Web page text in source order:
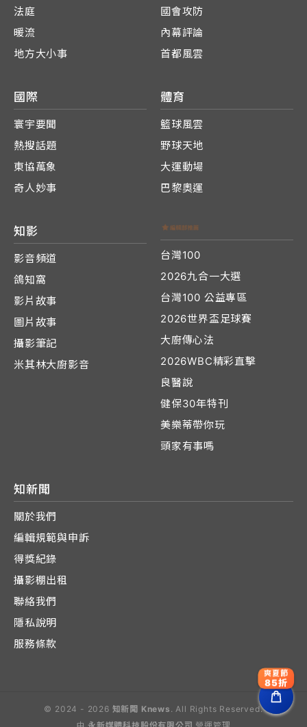
法庭
暖流
地方大小事
國會攻防
內幕評論
首都風雲
國際
寰宇要聞
熱搜話題
東協萬象
奇人妙事
體育
籃球風雲
野球天地
大運動場
巴黎奧運
知影
影音頻道
鴿知窩
影片故事
圖片故事
攝影筆記
米其林大廚影音
台灣100
2026九合一大選
台灣100 公益專區
2026世界盃足球賽
大廚傳心法
2026WBC精彩直擊
良醫說
健保30年特刊
美樂蒂帶你玩
頭家有事嗎
知新聞
關於我們
編輯規範與申訴
得獎紀錄
攝影棚出租
聯絡我們
隱私說明
服務條款
© 2024 - 2026 知新聞 Knews . All Rights Reserved.
爽夏節
85折